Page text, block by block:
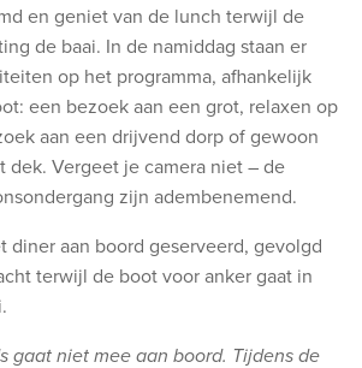
en geniet van de lunch terwijl de
de baai. In de namiddag staan er
op het programma, afhankelijk
een bezoek aan een grot, relaxen op
aan een drijvend dorp of gewoon
dek. Vergeet je camera niet – de
zijn adembenemend.
diner aan boord geserveerd, gevolgd
terwijl de boot voor anker gaat in
gaat niet mee aan boord. Tijdens de